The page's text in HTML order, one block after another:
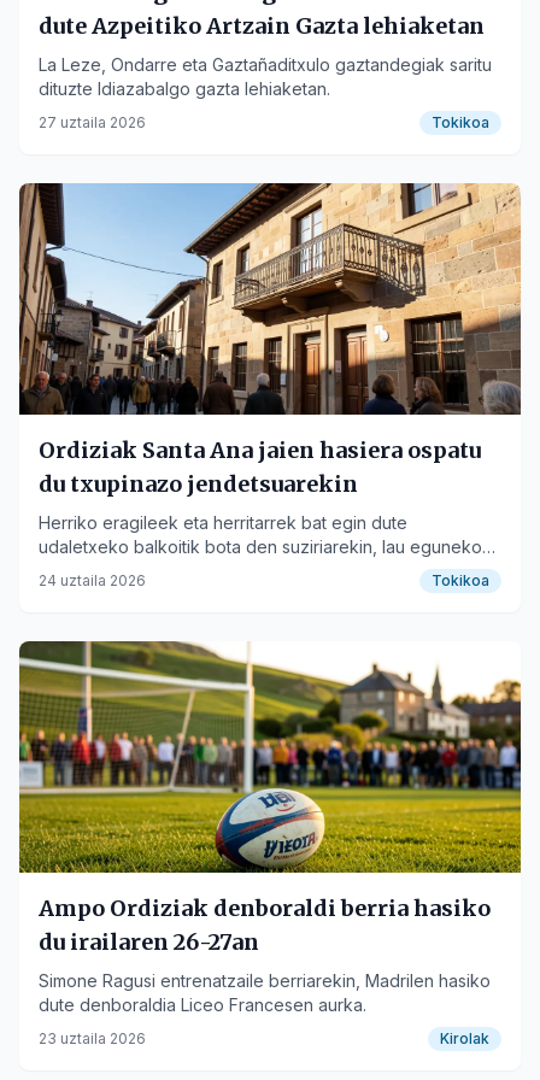
dute Azpeitiko Artzain Gazta lehiaketan
La Leze, Ondarre eta Gaztañaditxulo gaztandegiak saritu
dituzte Idiazabalgo gazta lehiaketan.
27 uztaila 2026 Tokikoa
Ordiziak Santa Ana jaien hasiera ospatu
du txupinazo jendetsuarekin
Herriko eragileek eta herritarrek bat egin dute
udaletxeko balkoitik bota den suziriarekin, lau eguneko
ospakizunei hasiera emanez.
24 uztaila 2026 Tokikoa
Ampo Ordiziak denboraldi berria hasiko
du irailaren 26-27an
Simone Ragusi entrenatzaile berriarekin, Madrilen hasiko
dute denboraldia Liceo Francesen aurka.
23 uztaila 2026 Kirolak